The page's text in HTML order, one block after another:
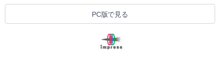
PC版で見る